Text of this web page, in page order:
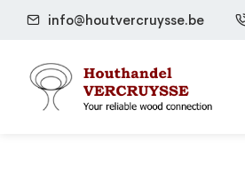
info@houtvercruysse.be